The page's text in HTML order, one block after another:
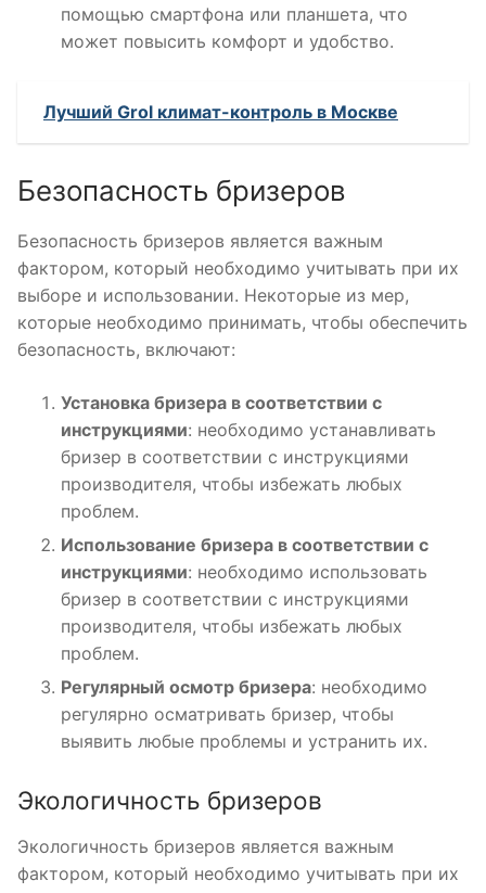
помощью смартфона или планшета, что
может повысить комфорт и удобство.
Лучший Grol климат-контроль в Москве
Безопасность бризеров
Безопасность бризеров является важным
фактором, который необходимо учитывать при их
выборе и использовании. Некоторые из мер,
которые необходимо принимать, чтобы обеспечить
безопасность, включают:
Установка бризера в соответствии с
инструкциями: необходимо устанавливать
бризер в соответствии с инструкциями
производителя, чтобы избежать любых
проблем.
Использование бризера в соответствии с
инструкциями: необходимо использовать
бризер в соответствии с инструкциями
производителя, чтобы избежать любых
проблем.
Регулярный осмотр бризера: необходимо
регулярно осматривать бризер, чтобы
выявить любые проблемы и устранить их.
Экологичность бризеров
Экологичность бризеров является важным
фактором, который необходимо учитывать при их